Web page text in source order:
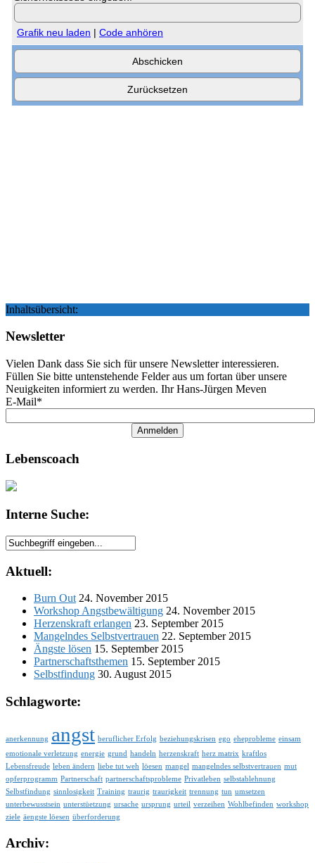
Inhaltsübersicht:
Newsletter
Vielen Dank dass Sie sich für unsere Newsletter interessieren.
Füllen Sie bitte untenstehende Felder aus um fortan über unsere
Neuigkeiten informiert zu werden. Ihr Hans-Jürgen Meven
E-Mail*
Anmelden
Lebenscoach
Interne Suche:
Aktuell:
Burn Out 24. November 2015
Workshop Angstbewältigung 24. November 2015
Herzenskraft erlangen 23. September 2015
Mangelndes Selbstvertrauen 22. September 2015
Ängste lösen 15. September 2015
Partnerschaftsthemen 15. September 2015
Selbstfindung 30. August 2015
Schlagworte:
anerkennung angst beruflicher Erfolg beziehungskrisen ego eheprobleme einsam
emotionale verletzung energie grund handeln herzenskraft herz matrix kraftlos
Lebensfreude leben ändern liebe tut weh löesen mangel mangelndes selbstvertrauen mut
opferprogramm Partnerschaft partnerschaftsprobleme Privatleben selbstablehnung
Selbstfindung sinnlosigkeit Training traurig traurigkeit trennung tun umsetzen
unterbewusstsein unterstüetzung ursache ursprung urteil verzeihen Wohlbefinden workshop
ziele äengste löesen überforderung
Archiv: